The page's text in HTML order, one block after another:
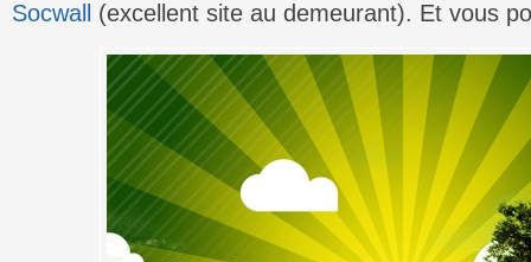
Socwall
(excellent site au demeurant). Et vous